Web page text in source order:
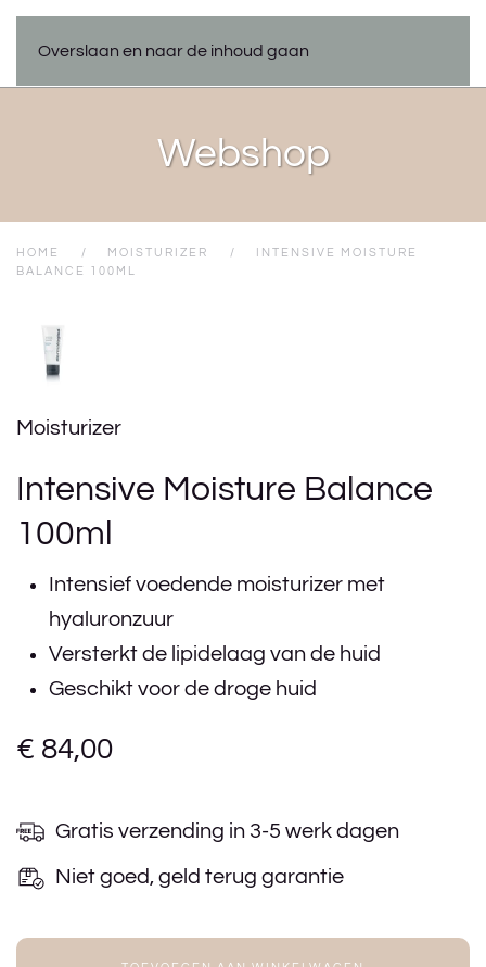
Overslaan en naar de inhoud gaan
Webshop
HOME MOISTURIZER
INTENSIVE MOISTURE
BALANCE 100ML
Moisturizer
Intensive Moisture Balance
100ml
Intensief voedende moisturizer met
hyaluronzuur
Versterkt de lipidelaag van de huid
Geschikt voor de droge huid
€ 84,00
Gratis verzending in 3-5 werk dagen
Niet goed, geld terug garantie